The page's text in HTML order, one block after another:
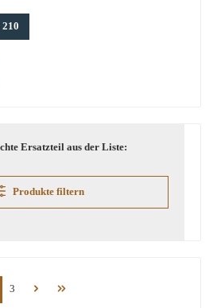
210
Ersatzteil aus der Liste:
Produkte filtern
Seite
3